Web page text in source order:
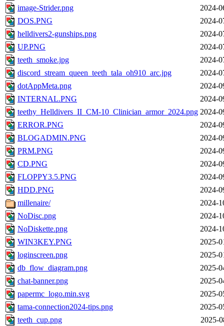
image-Strider.png
2024-
DOS.PNG
2024-
helldivers2-gunships.png
2024-
UP.PNG
2024-
teeth_smoke.jpg
2024-
discord_stream_queen_teeth_tala_oh910_arc.jpg
2024-
dotAppMeta.png
2024-
INTERNAL.PNG
2024-
teethy_Helldivers_II_CM-10_Clinician_armor_2024.png 2024-
ERROR.PNG
2024-
BLOGADMIN.PNG
2024-
PRM.PNG
2024-
CD.PNG
2024-
FLOPPY3.5.PNG
2024-
HDD.PNG
2024-
millenaire/
2024-
NoDisc.png
2024-
NoDiskette.png
2024-
WIN3KEY.PNG
2025-
loginscreen.png
2025-
db_flow_diagram.png
2025-
chat-banner.png
2025-
papermc_logo.min.svg
2025-
tama-connection2024-tips.png
2025-
teeth_cup.png
2025-